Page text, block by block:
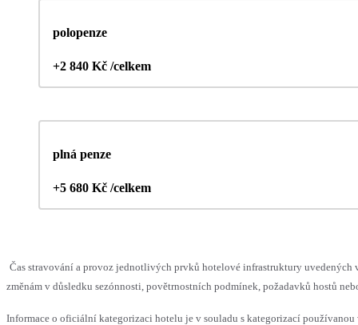
polopenze
+2 840 Kč /celkem
plná penze
+5 680 Kč /celkem
Čas stravování a provoz jednotlivých prvků hotelové infrastruktury uvedených
změnám v důsledku sezónnosti, povětrnostních podmínek, požadavků hostů
Informace o oficiální kategorizaci hotelu je v souladu s kategorizací používanou